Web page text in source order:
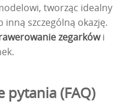
tworząc idealny
szczególną okazję.
zegarkówi
pytania (FAQ)